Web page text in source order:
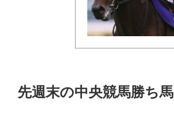
先週末の中央競馬勝ち馬